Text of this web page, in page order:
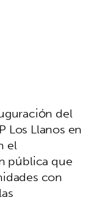
del
Los Llanos en
el
pública que
con